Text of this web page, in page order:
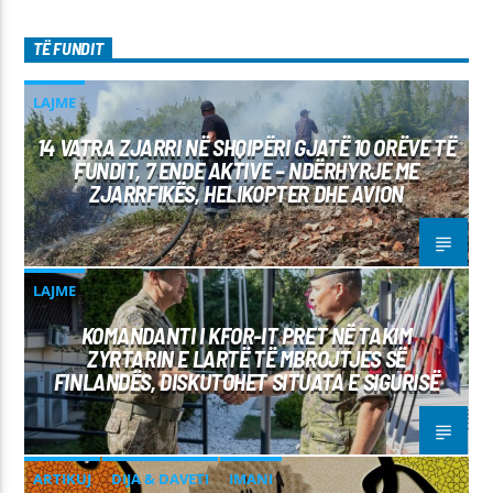
TË FUNDIT
LAJME
14 VATRA ZJARRI NË SHQIPËRI GJATË 10 ORËVE TË
FUNDIT, 7 ENDE AKTIVE – NDËRHYRJE ME
ZJARRFIKËS, HELIKOPTER DHE AVION
LAJME
KOMANDANTI I KFOR-IT PRET NË TAKIM
ZYRTARIN E LARTË TË MBROJTJES SË
FINLANDËS, DISKUTOHET SITUATA E SIGURISË
ARTIKUJ DIJA & DAVETI IMANI